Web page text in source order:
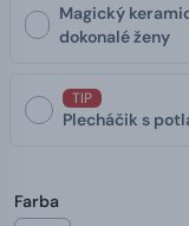
Magický
dokonalé ženy
TIP
Plecháčik s
Farba